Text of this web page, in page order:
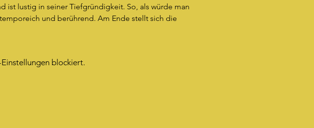
ist lustig in seiner Tiefgründigkeit. So, als würde man
und berührend. Am Ende stellt sich die
blockiert.